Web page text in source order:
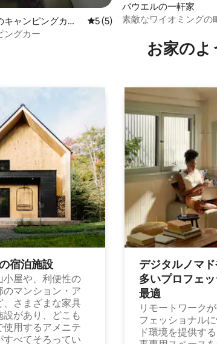
キャンピングカ
レビュー5件、5つ星中5つ星の
5 (5)
ングカー
パウエルの一軒家
素敵なワイオミング
お家のよ
宿⁠泊⁠施⁠設
小屋や、利便性の
のマンション・ア
、さまざまな家具
設があり、どこも
使用するアメニテ
すべてそろってい
デジタルノマ
多⁠いプ⁠ロ⁠フ⁠ェ⁠
最⁠適
リモートワーク
フェッショナル
ド環境を提供す